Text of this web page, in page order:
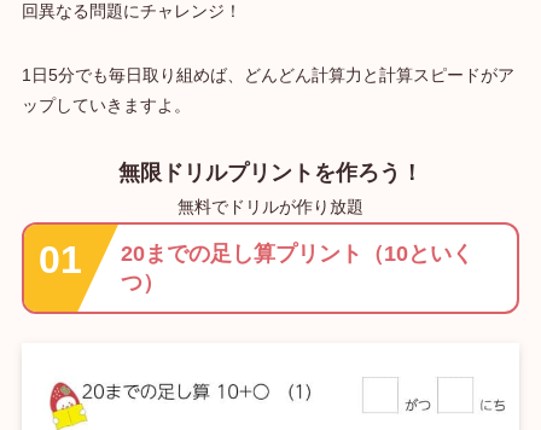
回異なる問題にチャレンジ！
1日5分でも毎日取り組めば、どんどん計算力と計算スピードがア
ップしていきますよ。
無限ドリルプリントを作ろう！
無料でドリルが作り放題
20までの足し算プリント（10といく
つ）